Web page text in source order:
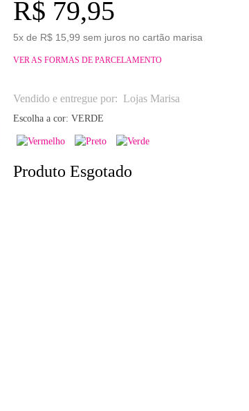
R$ 79,95
5x de R$ 15,99 sem juros no cartão marisa
VER AS FORMAS DE PARCELAMENTO
Vendido e entregue por: Lojas Marisa
Escolha a cor: VERDE
Produto Esgotado